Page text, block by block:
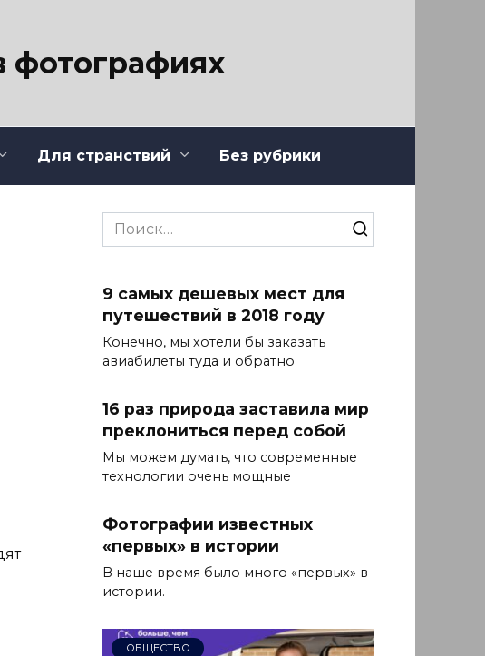
фотографиях
Для странствий Без рубрики
Search
for:
9 самых дешевых мест для
путешествий в 2018 году
Конечно, мы хотели бы заказать
авиабилеты туда и обратно
16 раз природа заставила мир
преклониться перед собой
Мы можем думать, что современные
технологии очень мощные
Фотографии известных
«первых» в истории
В наше время было много «первых» в
истории.
ОБЩЕСТВО